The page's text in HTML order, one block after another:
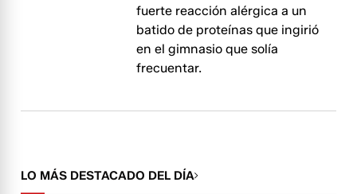
fuerte reacción alérgica a un
batido de proteínas que ingirió
en el gimnasio que solía
frecuentar.
LO MÁS DESTACADO DEL DÍA